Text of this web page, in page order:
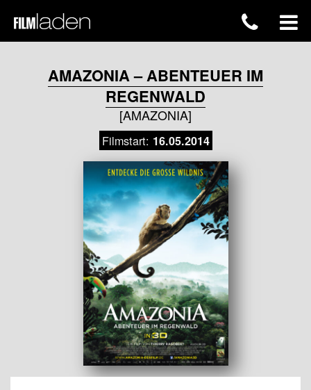
AMAZONIA – ABENTEUER IM
REGENWALD
[AMAZONIA]
Filmstart: 16.05.2014